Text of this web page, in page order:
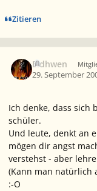
Zitieren
Eldhwen
29. September
Ich denke, dass sich
schüler.
Und leute, denkt an
mögen dir angst
verstehst - aber
(Kann man natürlich
:-O